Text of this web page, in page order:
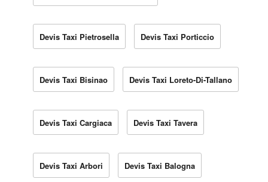
Devis Taxi Pietrosella Devis Taxi Porticcio
Devis Taxi Bisinao Devis Taxi Loreto-Di-Tallano
Devis Taxi Cargiaca Devis Taxi Tavera
Devis Taxi Arbori Devis Taxi Balogna